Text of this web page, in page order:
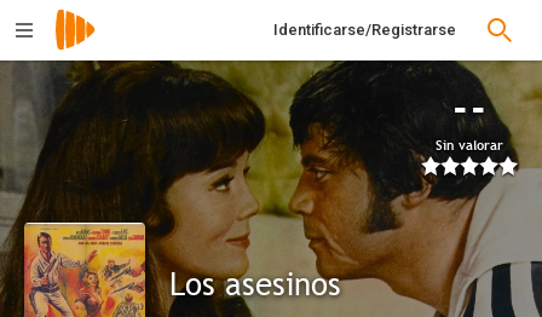
Identificarse/Registrarse
--
Sin valorar
Los asesinos